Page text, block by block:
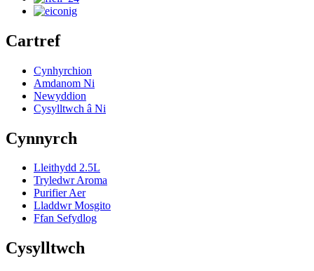
Cartref
Cynhyrchion
Amdanom Ni
Newyddion
Cysylltwch â Ni
Cynnyrch
Lleithydd 2.5L
Tryledwr Aroma
Purifier Aer
Lladdwr Mosgito
Ffan Sefydlog
Cysylltwch